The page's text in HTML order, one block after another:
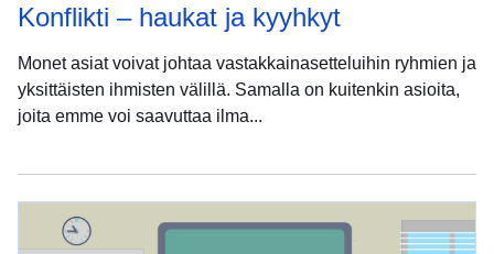
Konflikti – haukat ja kyyhkyt
Monet asiat voivat johtaa vastakkainasetteluihin ryhmien ja
yksittäisten ihmisten välillä. Samalla on kuitenkin asioita,
joita emme voi saavuttaa ilma...